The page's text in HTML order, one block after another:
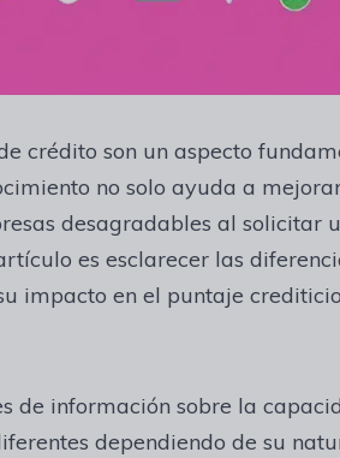
crédito son un aspecto
no solo ayuda a
desagradables al solicitar
es esclarecer las
impacto en el puntaje
de información sobre la
dependiendo de su